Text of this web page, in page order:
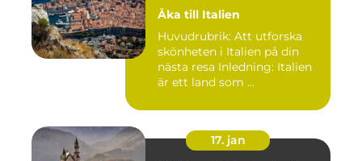
Åka till Italien
Huvudrubrik: Att utforska
skönheten i Italien på din
nästa resa Inledning: Italien
är ett land som ...
17. jan